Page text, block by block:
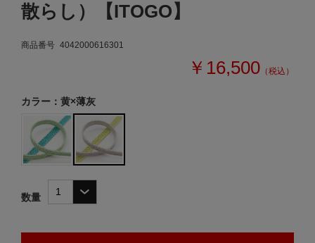
散らし）【ITOGO】
商品番号 4042000616301
￥16,500 （税込）
カラー：黄×薄灰
数量